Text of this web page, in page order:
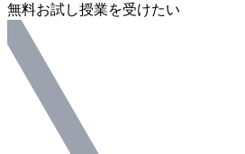
無料お試し授業を受けたい